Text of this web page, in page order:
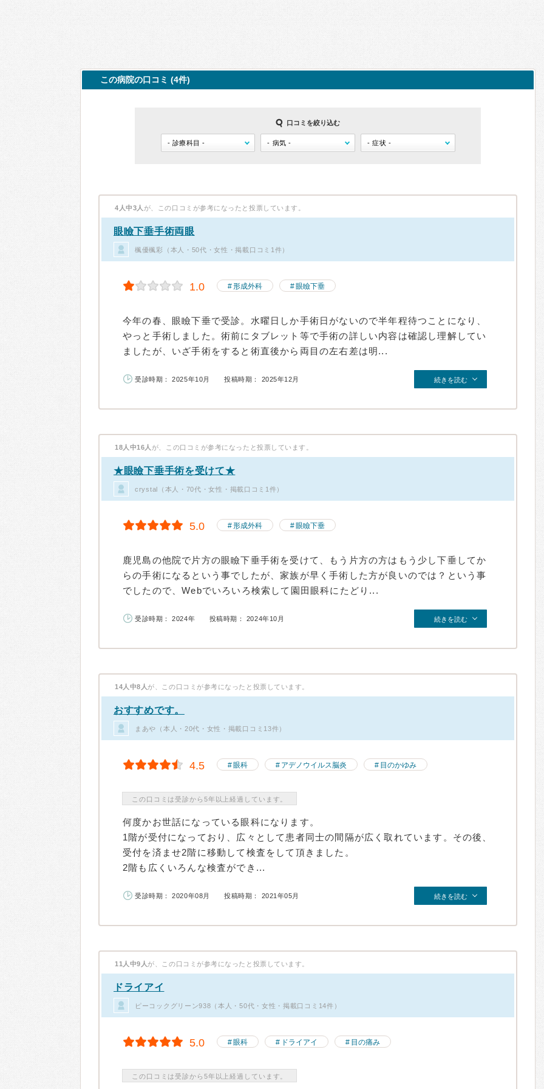
この病院の口コミ (4件)
口コミを絞り込む
4人中3人 が、この口コミが参考になったと投票しています。
眼瞼下垂手術両眼
楓優楓彩（本人・50代・女性・掲載口コミ1件）
1.0 形成外科 眼瞼下垂
今年の春、眼瞼下垂で受診。水曜日しか手術日がないので半年程待つことになり、
やっと手術しました。術前にタブレット等で手術の詳しい内容は確認し理解してい
ましたが、いざ手術をすると術直後から両目の左右差は明...
受診時期： 2025年10月 投稿時期： 2025年12月 続きを読む
18人中16人 が、この口コミが参考になったと投票しています。
★眼瞼下垂手術を受けて★
crystal（本人・70代・女性・掲載口コミ1件）
5.0 形成外科 眼瞼下垂
鹿児島の他院で片方の眼瞼下垂手術を受けて、もう片方の方はもう少し下垂してか
らの手術になるという事でしたが、家族が早く手術した方が良いのでは？という事
でしたので、Webでいろいろ検索して園田眼科にたどり...
受診時期： 2024年 投稿時期： 2024年10月 続きを読む
14人中8人 が、この口コミが参考になったと投票しています。
おすすめです。
まあや（本人・20代・女性・掲載口コミ13件）
4.5 眼科 アデノウイルス脳炎 目のかゆみ
この口コミは受診から5年以上経過しています。
何度かお世話になっている眼科になります。
1階が受付になっており、広々として患者同士の間隔が広く取れています。その後、
受付を済ませ2階に移動して検査をして頂きました。
2階も広くいろんな検査ができ...
受診時期： 2020年08月 投稿時期： 2021年05月 続きを読む
11人中9人 が、この口コミが参考になったと投票しています。
ドライアイ
ピーコックグリーン938（本人・50代・女性・掲載口コミ14件）
5.0 眼科 ドライアイ 目の痛み
この口コミは受診から5年以上経過しています。